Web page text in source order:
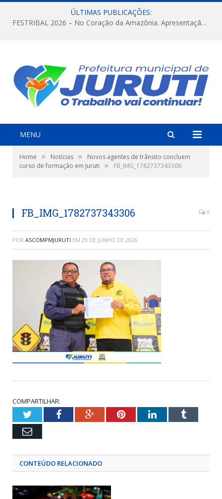
ÚLTIMAS PUBLICAÇÕES:
FESTRIBAL 2026 – No Coração da Amazônia. Apresentação da Munduruku.
MENU
Home » Notícias »
Novos agentes de trânsito concluem
curso de formação em Juruti
» FB_IMG_1782737343306
FB_IMG_1782737343306 0
POR ASCOMPMJURUTI EM 29 DE JUNHO DE 2026
COMPARTILHAR:
TwitterFacebookGoogle+PinterestLinkedInTumblr
Email
CONTEÚDO RELACIONADO